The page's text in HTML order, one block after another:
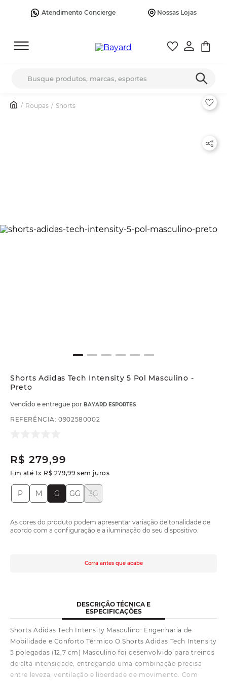
Atendimento Concierge Nossas Lojas
Roupas Shorts
Shorts Adidas Tech Intensity 5 Pol Masculino -
Preto
Vendido e entregue por BAYARD ESPORTES
REFERÊNCIA:0902580002
R$ 279,99
Em até1x R$ 279,99 sem juros
3G
G GG
M
P
As cores do produto podem apresentar variação de tonalidade de
acordo com a configuração e a iluminação do seu dispositivo.
Corra antes que acabe
DESCRIÇÃO TÉCNICA E
ESPECIFICAÇÕES
Shorts Adidas Tech Intensity Masculino: Engenharia de
Mobilidade e Conforto Térmico O Shorts Adidas Tech Intensity
5 polegadas (12,7 cm) Masculino foi desenvolvido para treinos
de alta intensidade, entregando uma combinação precisa
entre leveza, ventilação e liberdade de movimento. Com